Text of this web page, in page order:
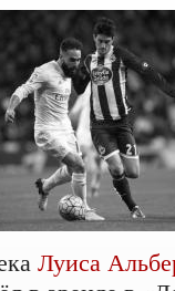
Луиса